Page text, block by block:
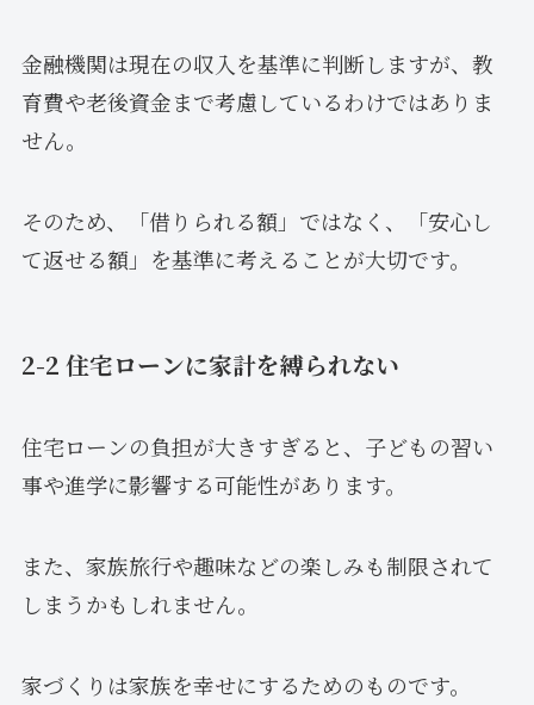
金融機関は現在の収入を基準に判断しますが、教
育費や老後資金まで考慮しているわけではありま
せん。
そのため、「借りられる額」ではなく、「安心し
て返せる額」を基準に考えることが大切です。
2-2 住宅ローンに家計を縛られない
住宅ローンの負担が大きすぎると、子どもの習い
事や進学に影響する可能性があります。
また、家族旅行や趣味などの楽しみも制限されて
しまうかもしれません。
家づくりは家族を幸せにするためのものです。